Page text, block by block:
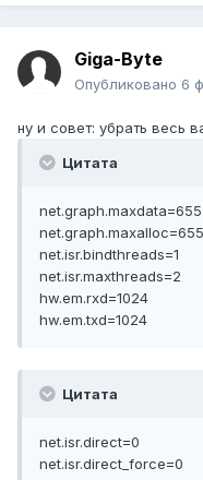
Giga-Byte
Опубликовано 6
ну и совет: убрать весь
Цитата
net.isr.bindthreads=1
net.isr.maxthreads=2
hw.em.rxd=1024
hw.em.txd=1024
Цитата
net.isr.direct=0
net.isr.direct_force=0